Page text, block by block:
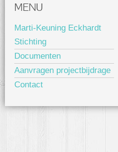
MENU
Marti-Keuning Eckhardt
Stichting
Documenten
Aanvragen projectbijdrage
Contact